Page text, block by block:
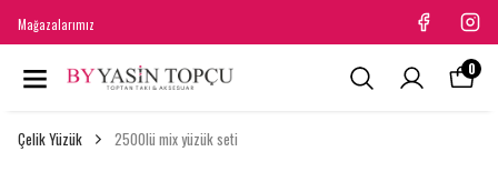
Mağazalarımız
0
Çelik Yüzük 2500lü mix yüzük seti